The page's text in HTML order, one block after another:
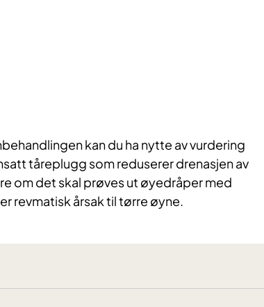
kan du ha nytte av vurdering
tåreplugg som reduserer drenasjen av
om det skal prøves ut øyedråper med
revmatisk årsak til tørre øyne.